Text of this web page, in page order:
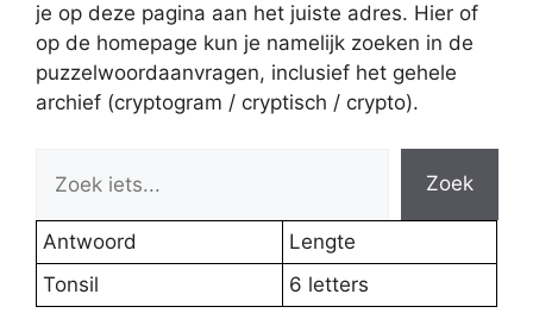
je op deze pagina aan het juiste adres. Hier of
op de homepage kun je namelijk zoeken in de
puzzelwoordaanvragen, inclusief het gehele
archief (cryptogram / cryptisch / crypto).
Zoek
Antwoord
Lengte
Tonsil
6 letters